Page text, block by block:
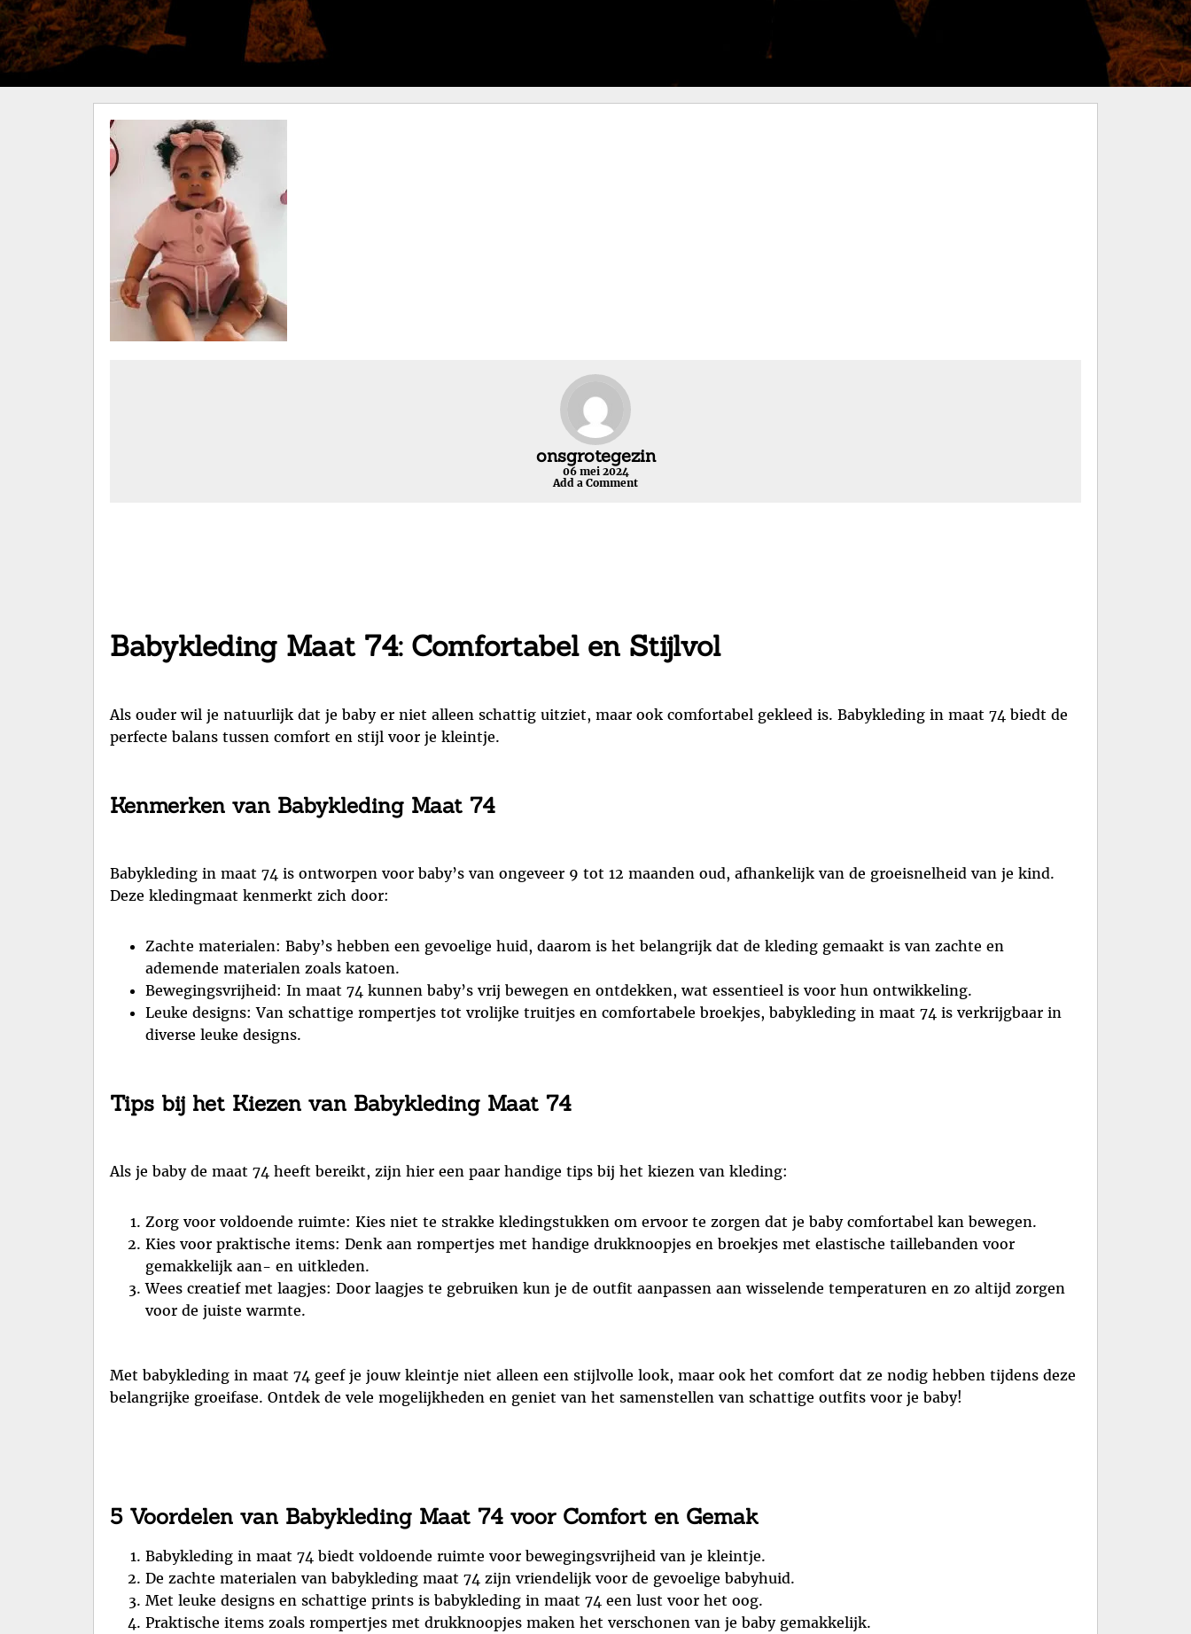
onsgrotegezin
06 mei 2024
Add a Comment
Babykleding Maat 74: Comfortabel en Stijlvol
Als ouder wil je natuurlijk dat je baby er niet alleen schattig uitziet, maar ook comfortabel gekleed is. Babykleding in maat 74 biedt de
perfecte balans tussen comfort en stijl voor je kleintje.
Kenmerken van Babykleding Maat 74
Babykleding in maat 74 is ontworpen voor baby’s van ongeveer 9 tot 12 maanden oud, afhankelijk van de groeisnelheid van je kind.
Deze kledingmaat kenmerkt zich door:
Zachte materialen: Baby’s hebben een gevoelige huid, daarom is het belangrijk dat de kleding gemaakt is van zachte en
ademende materialen zoals katoen.
Bewegingsvrijheid: In maat 74 kunnen baby’s vrij bewegen en ontdekken, wat essentieel is voor hun ontwikkeling.
Leuke designs: Van schattige rompertjes tot vrolijke truitjes en comfortabele broekjes, babykleding in maat 74 is verkrijgbaar in
diverse leuke designs.
Tips bij het Kiezen van Babykleding Maat 74
Als je baby de maat 74 heeft bereikt, zijn hier een paar handige tips bij het kiezen van kleding:
Zorg voor voldoende ruimte: Kies niet te strakke kledingstukken om ervoor te zorgen dat je baby comfortabel kan bewegen.
Kies voor praktische items: Denk aan rompertjes met handige drukknoopjes en broekjes met elastische taillebanden voor
gemakkelijk aan- en uitkleden.
Wees creatief met laagjes: Door laagjes te gebruiken kun je de outfit aanpassen aan wisselende temperaturen en zo altijd zorgen
voor de juiste warmte.
Met babykleding in maat 74 geef je jouw kleintje niet alleen een stijlvolle look, maar ook het comfort dat ze nodig hebben tijdens deze
belangrijke groeifase. Ontdek de vele mogelijkheden en geniet van het samenstellen van schattige outfits voor je baby!
5 Voordelen van Babykleding Maat 74 voor Comfort en Gemak
Babykleding in maat 74 biedt voldoende ruimte voor bewegingsvrijheid van je kleintje.
De zachte materialen van babykleding maat 74 zijn vriendelijk voor de gevoelige babyhuid.
Met leuke designs en schattige prints is babykleding in maat 74 een lust voor het oog.
Praktische items zoals rompertjes met drukknoopjes maken het verschonen van je baby gemakkelijk.